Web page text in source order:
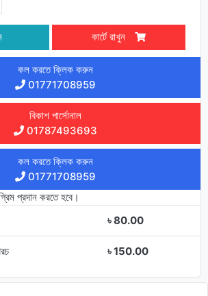
কার্টে রাখুন
কল করতে ক্লিক করুন
01771708959
বিকাশ পার্সোনাল
01787493693
কল করতে ক্লিক করুন
01771708959
প্রদান করতে হবে।
৳ 80.00
৳ 150.00